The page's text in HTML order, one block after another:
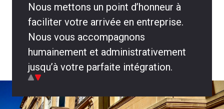
Nous mettons un point d’honneur à
faciliter votre arrivée en entreprise.
Nous vous accompagnons
humainement et administrativement
jusqu’à votre parfaite intégration.